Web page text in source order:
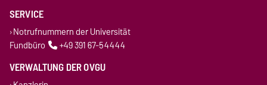
SERVICE
Notrufnummern der Universität
Fundbüro
+49 391 67-54444
VERWALTUNG DER OVGU